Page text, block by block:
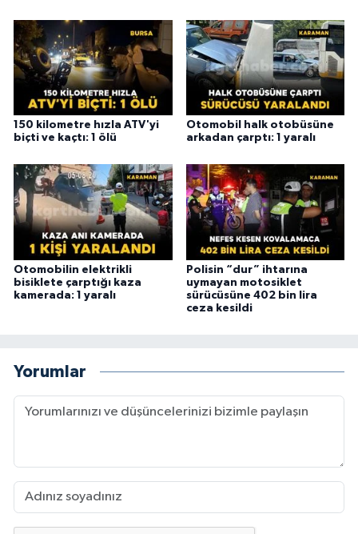
150 kilometre hızla ATV'yi
biçti ve kaçtı: 1 ölü
Otomobil halk otobüsüne
arkadan çarptı: 1 yaralı
Otomobilin elektrikli
bisiklete çarptığı kaza
kamerada: 1 yaralı
Polisin “dur” ihtarına
uymayan motosiklet
sürücüsüne 402 bin lira
ceza kesildi
Yorumlar